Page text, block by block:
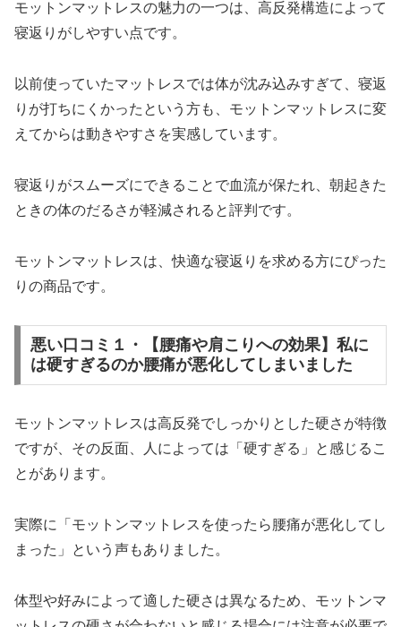
モットンマットレスの魅力の一つは、高反発構造によって
寝返りがしやすい点です。
以前使っていたマットレスでは体が沈み込みすぎて、寝返
りが打ちにくかったという方も、モットンマットレスに変
えてからは動きやすさを実感しています。
寝返りがスムーズにできることで血流が保たれ、朝起きた
ときの体のだるさが軽減されると評判です。
モットンマットレスは、快適な寝返りを求める方にぴった
りの商品です。
悪い口コミ１・【腰痛や肩こりへの効果】私に
は硬すぎるのか腰痛が悪化してしまいました
モットンマットレスは高反発でしっかりとした硬さが特徴
ですが、その反面、人によっては「硬すぎる」と感じるこ
とがあります。
実際に「モットンマットレスを使ったら腰痛が悪化してし
まった」という声もありました。
体型や好みによって適した硬さは異なるため、モットンマ